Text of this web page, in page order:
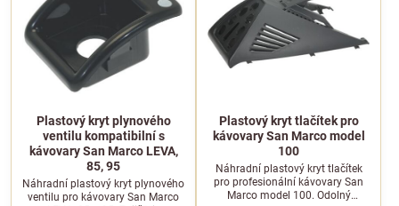
Plastový kryt plynového
ventilu kompatibilní s
kávovary San Marco LEVA,
85, 95
Náhradní plastový kryt plynového
ventilu pro kávovary San Marco
Plastový kryt tlačítek pro
kávovary San Marco model
100
Náhradní plastový kryt tlačítek
pro profesionální kávovary San
Marco model 100. Odolný